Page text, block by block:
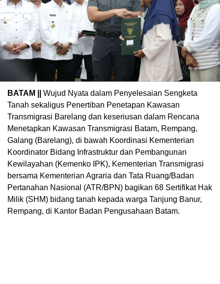
BATAM ||
Wujud Nyata dalam Penyelesaian Sengketa
Tanah sekaligus Penertiban Penetapan Kawasan
Transmigrasi Barelang dan keseriusan dalam Rencana
Menetapkan Kawasan Transmigrasi Batam, Rempang,
Galang (Barelang), di bawah Koordinasi Kementerian
Koordinator Bidang Infrastruktur dan Pembangunan
Kewilayahan (Kemenko IPK), Kementerian Transmigrasi
bersama Kementerian Agraria dan Tata Ruang/Badan
Pertanahan Nasional (ATR/BPN) bagikan 68 Sertifikat Hak
Milik (SHM) bidang tanah kepada warga Tanjung Banur,
Rempang, di Kantor Badan Pengusahaan Batam.